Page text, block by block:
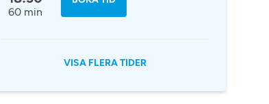
60 min
VISA FLERA TIDER